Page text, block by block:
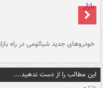
خودروهای جدید شیائومی در راه
این مطالب را از دست ندهید....